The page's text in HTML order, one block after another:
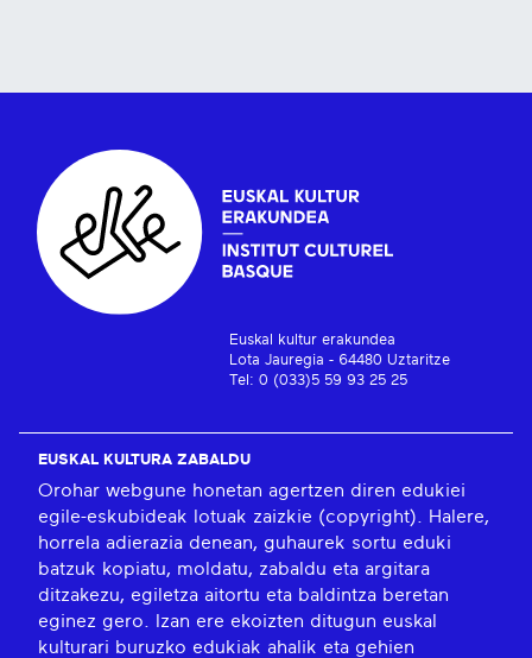
Euskal kultur erakundea
Lota Jauregia - 64480 Uztaritze
Tel: 0 (033)5 59 93 25 25
EUSKAL KULTURA ZABALDU
Orohar webgune honetan agertzen diren edukiei
egile-eskubideak lotuak zaizkie (copyright). Halere,
horrela adierazia denean, guhaurek sortu eduki
batzuk kopiatu, moldatu, zabaldu eta argitara
ditzakezu, egiletza aitortu eta baldintza beretan
eginez gero. Izan ere ekoizten ditugun euskal
kulturari buruzko edukiak ahalik eta gehien